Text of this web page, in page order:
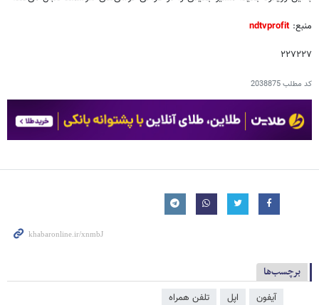
منبع:ndtvprofit
۲۲۷۲۲۷
کد مطلب2038875
برچسب‌ها
آیفون اپل تلفن همراه